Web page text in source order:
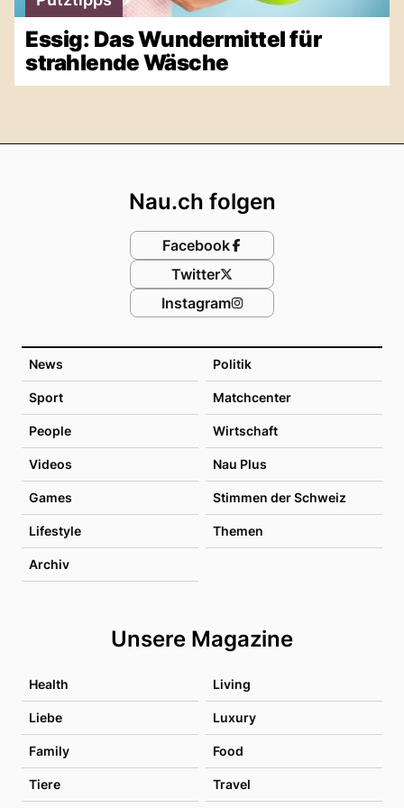
Essig: Das Wundermittel für
strahlende Wäsche
News Politik
Sport Matchcenter
People Wirtschaft
Videos Nau Plus
Games Stimmen der Schweiz
Lifestyle Themen
Archiv
Unsere Magazine
Health Living
Liebe Luxury
Family Food
Tiere Travel
Nau.ch folgen
Facebook
Twitter
Instagram